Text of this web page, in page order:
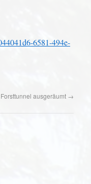
6581-494e-
ausgeräumt →